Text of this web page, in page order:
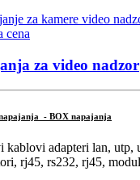
za video nadzor
- BOX napajanja